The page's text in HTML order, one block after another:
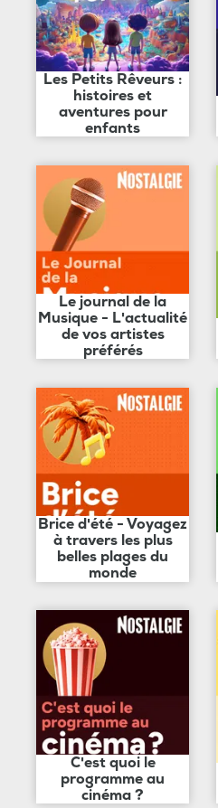
Les Petits Rêveurs :
histoires et
aventures pour
enfants
Le journal de la
Musique - L'actualité
de vos artistes
préférés
Brice d'été - Voyagez
à travers les plus
belles plages du
monde
C'est quoi le
programme au
cinéma ?